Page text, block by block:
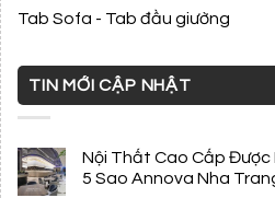
Tab Sofa - Tab đầu giường
TIN MỚI CẬP NHẬT
Nội Thất Cao Cấp Được
5 Sao Annova Nha